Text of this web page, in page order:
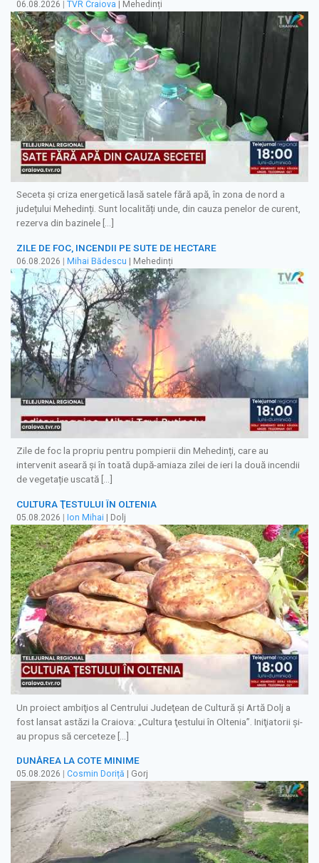
06.08.2026 TVR Craiova | Mehedinți
Seceta și criza energetică lasă satele fără apă, în zona de nord a
județului Mehedinți. Sunt localități unde, din cauza penelor de curent,
rezerva din bazinele […]
ZILE DE FOC, INCENDII PE SUTE DE HECTARE
06.08.2026 | Mihai Bădescu | Mehedinți
Zile de foc la propriu pentru pompierii din Mehedinți, care au
intervenit aseară și în toată după-amiaza zilei de ieri la două incendii
de vegetație uscată […]
CULTURA ŢESTULUI ÎN OLTENIA
05.08.2026 Ion Mihai | Dolj
Un proiect ambiţios al Centrului Judeţean de Cultură şi Artă Dolj a
fost lansat astăzi la Craiova: „Cultura ţestului în Oltenia”. Iniţiatorii şi-
au propus să cerceteze […]
DUNĂREA LA COTE MINIME
05.08.2026 Cosmin Doriță | Gorj